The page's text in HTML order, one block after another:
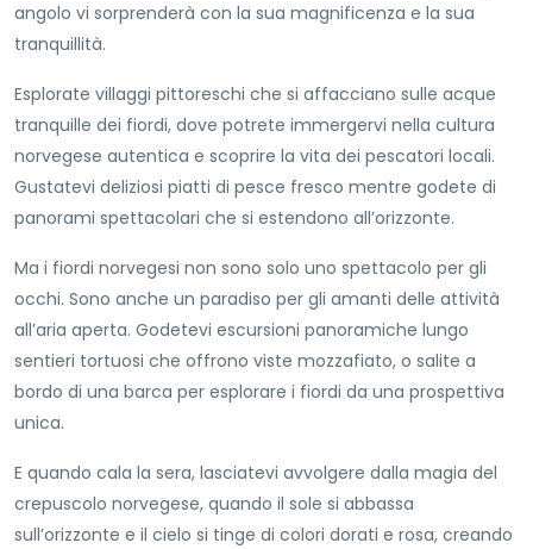
angolo vi sorprenderà con la sua magnificenza e la sua
tranquillità.
Esplorate villaggi pittoreschi che si affacciano sulle acque
tranquille dei fiordi, dove potrete immergervi nella cultura
norvegese autentica e scoprire la vita dei pescatori locali.
Gustatevi deliziosi piatti di pesce fresco mentre godete di
panorami spettacolari che si estendono all’orizzonte.
Ma i fiordi norvegesi non sono solo uno spettacolo per gli
occhi. Sono anche un paradiso per gli amanti delle attività
all’aria aperta. Godetevi escursioni panoramiche lungo
sentieri tortuosi che offrono viste mozzafiato, o salite a
bordo di una barca per esplorare i fiordi da una prospettiva
unica.
E quando cala la sera, lasciatevi avvolgere dalla magia del
crepuscolo norvegese, quando il sole si abbassa
sull’orizzonte e il cielo si tinge di colori dorati e rosa, creando